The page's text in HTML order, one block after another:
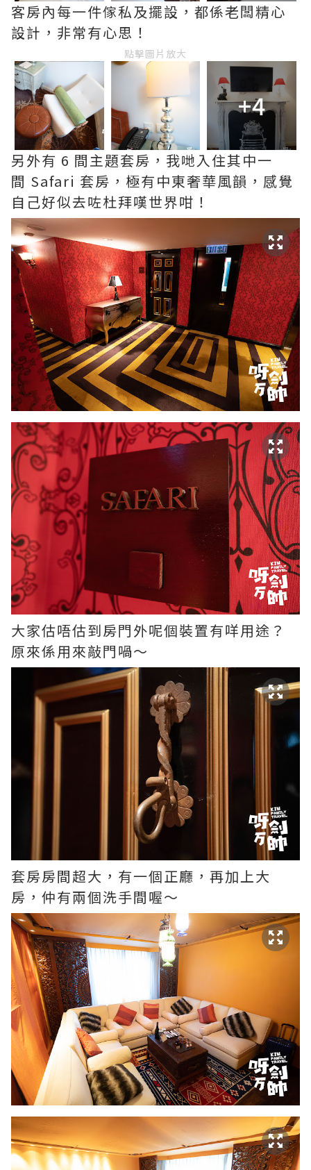
客房內每一件傢私及擺設，都係老闆精心
設計，非常有心思！
點擊圖片放大
+4
另外有 6 間主題套房，我哋入住其中一
間 Safari 套房，極有中東奢華風韻，感覺
自己好似去咗杜拜嘆世界咁！
大家估唔估到房門外呢個裝置有咩用途？
原來係用來敲門喎～
套房房間超大，有一個正廳，再加上大
房，仲有兩個洗手間喔～